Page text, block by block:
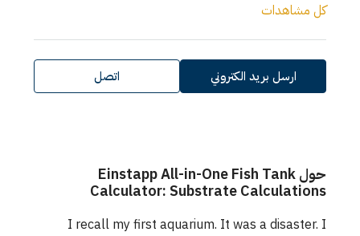
كل مشاهدات
ارسل بريد الكتروني اتصل
حول Einstapp All-in-One Fish Tank
Calculator: Substrate Calculations
I recall my first aquarium. It was a disaster. I